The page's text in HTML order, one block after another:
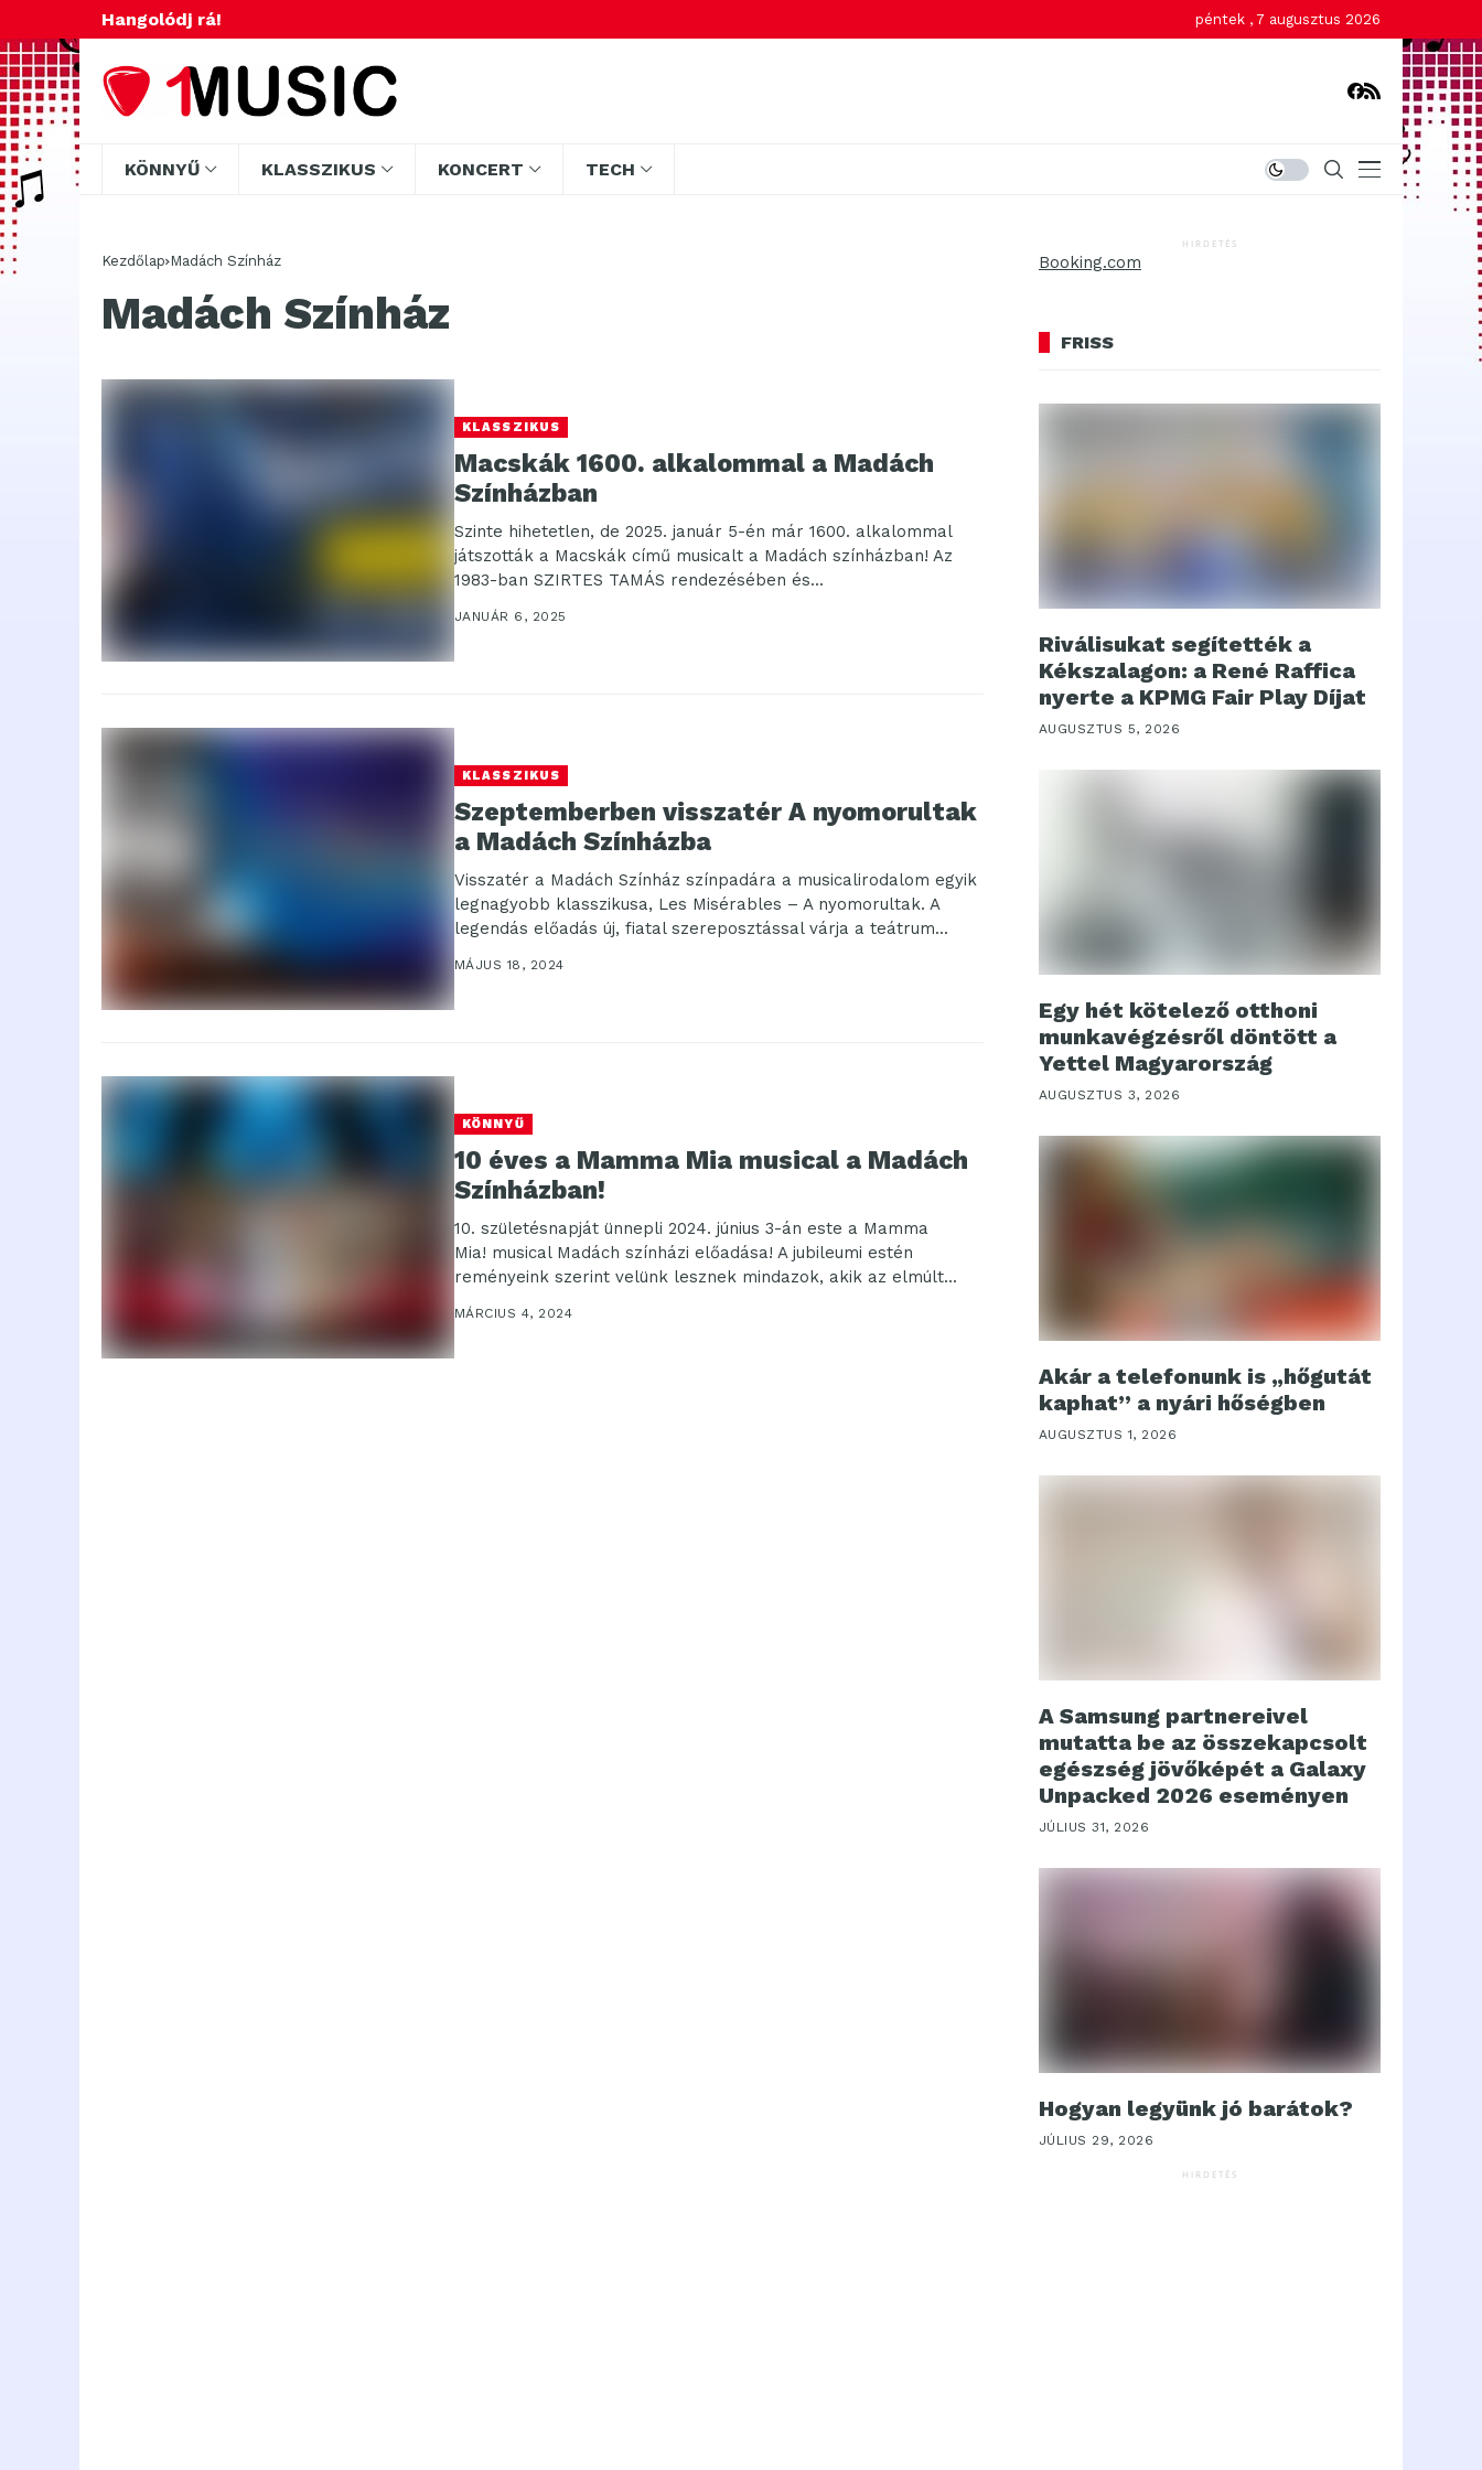
Hangolódj rá! péntek , 7 augusztus 2026
KÖNNYŰ KLASSZIKUS KONCERT TECH
Kezdőlap Madách Színház
Madách Színház
KLASSZIKUS
Macskák 1600. alkalommal a Madách
Színházban
Szinte hihetetlen, de 2025. január 5-én már 1600. alkalommal
játszották a Macskák című musicalt a Madách színházban! Az
1983-ban SZIRTES TAMÁS rendezésében és...
JANUÁR 6, 2025
KLASSZIKUS
Szeptemberben visszatér A nyomorultak
a Madách Színházba
Visszatér a Madách Színház színpadára a musicalirodalom egyik
legnagyobb klasszikusa, Les Misérables – A nyomorultak. A
legendás előadás új, fiatal szereposztással várja a teátrum...
MÁJUS 18, 2024
KÖNNYŰ
10 éves a Mamma Mia musical a Madách
Színházban!
10. születésnapját ünnepli 2024. június 3-án este a Mamma
Mia! musical Madách színházi előadása! A jubileumi estén
reményeink szerint velünk lesznek mindazok, akik az elmúlt...
MÁRCIUS 4, 2024
HIRDETÉS
Booking.com
FRISS
Riválisukat segítették a
Kékszalagon: a René Raffica
nyerte a KPMG Fair Play Díjat
AUGUSZTUS 5, 2026
Egy hét kötelező otthoni
munkavégzésről döntött a
Yettel Magyarország
AUGUSZTUS 3, 2026
Akár a telefonunk is „hőgutát
kaphat” a nyári hőségben
AUGUSZTUS 1, 2026
A Samsung partnereivel
mutatta be az összekapcsolt
egészség jövőképét a Galaxy
Unpacked 2026 eseményen
JÚLIUS 31, 2026
Hogyan legyünk jó barátok?
JÚLIUS 29, 2026
HIRDETÉS